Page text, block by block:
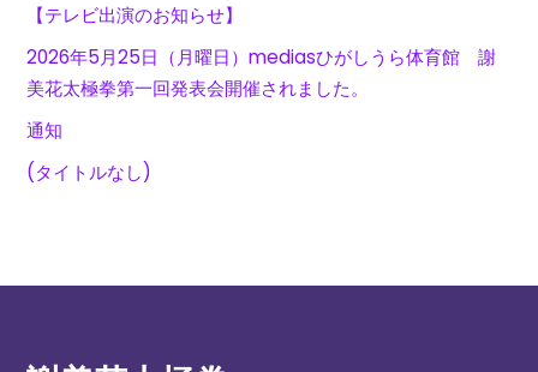
【テレビ出演のお知らせ】
2026年5月25日（月曜日）mediasひがしうら体育館 謝
美花太極拳第一回発表会開催されました。
通知
(タイトルなし)